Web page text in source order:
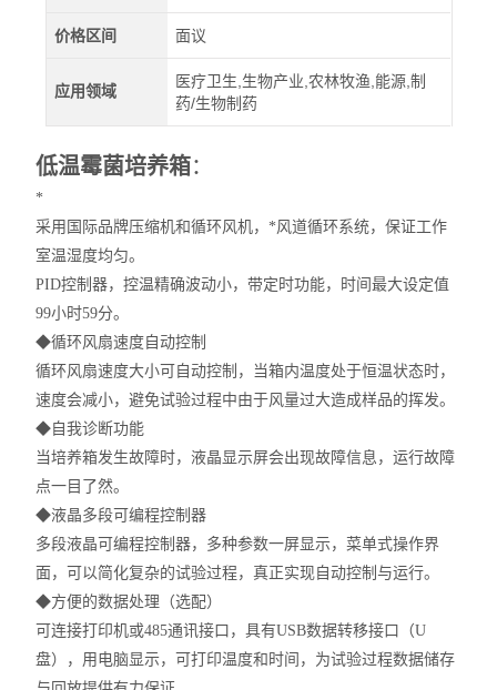
价格区间 面议
应用领域
医疗卫生,生物产业,农林牧渔,能源,制
药/生物制药
低温霉菌培养箱：
*
采用国际品牌压缩机和循环风机，*风道循环系统，保证工作
室温湿度均匀。
PID控制器，控温精确波动小，带定时功能，时间最大设定值
99小时59分。
◆循环风扇速度自动控制
循环风扇速度大小可自动控制，当箱内温度处于恒温状态时，
速度会减小，避免试验过程中由于风量过大造成样品的挥发。
◆ 自我诊断功能
当培养箱发生故障时，液晶显示屏会出现故障信息，运行故障
点一目了然。
◆液晶多段可编程控制器
多段液晶可编程控制器，多种参数一屏显示，菜单式操作界
面，可以简化复杂的试验过程，真正实现自动控制与运行。
◆方便的数据处理（选配）
可连接打印机或485通讯接口，具有USB数据转移接口（U
盘），用电脑显示，可打印温度和时间，为试验过程数据储存